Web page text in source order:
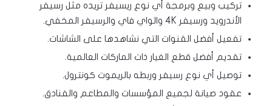
تركيب وبيع وبرمجة أي نوع ريسيفر تريده مثل رسيفر
الأندرويد ورسيفر 4K والواي فاي والرسيفر المخفي.
تفعيل أفضل القنوات التي نشاهدها على الشاشات.
تقديم أفضل قطع الغيار ذات الماركات العالمية.
توصيل أي نوع رسيفر وربطه بالريموت كونترول.
عقود صيانة لجميع المؤسسات والمطاعم والفنادق.